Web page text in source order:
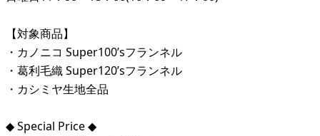
【対象商品】
・カノニコ Super100’sフランネル
・葛利毛織 Super120’sフランネル
・カシミヤ生地全品
◆ Special Price ◆